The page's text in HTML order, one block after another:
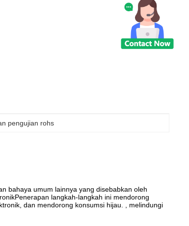
pengujian rohs
bahaya umum lainnya yang disebabkan oleh
langkah-langkah ini mendorong
dan mendorong konsumsi hijau. , melindungi